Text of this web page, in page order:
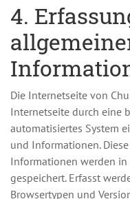
4.
Die Internetseite von
Internetseite durch eine
automatisiertes System
und Informationen.
Informationen werden in
gespeichert. Erfasst
Browsertypen und